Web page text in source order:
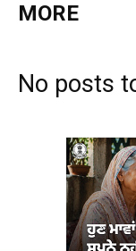
MORE
No posts